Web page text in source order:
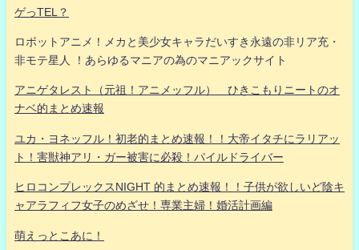
ゲっTEL？
ロボットアニメ！メカと美少女キャラだいすき永遠の非リア充・
非モテ星人 ！あらゆるマニアの為のマニアックサイト
アニゲタレスト（元祖！アニメッフル） ひきこもりニートのオ
ナベ的まとめ速報
ユカ・ヨネッフル！初老的まとめ速報！！大帝イタチにラリアッ
ト！害獣神アリ・ガー被害に必殺！パイルドライバー
ヒロコンプレックスNIGHT 的まとめ速報！！子供が欲しいど陰キ
ャアラフィフ女子のめざせ！専業主婦！婚活計画編
萌えっとこあに！